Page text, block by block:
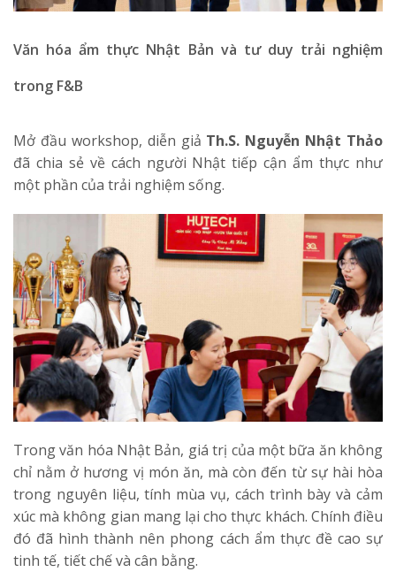
Văn hóa ẩm thực Nhật Bản và tư duy trải nghiệm
trong F&B
Mở đầu workshop, diễn giả Th.S. Nguyễn Nhật Thảo
đã chia sẻ về cách người Nhật tiếp cận ẩm thực như
một phần của trải nghiệm sống.
Trong văn hóa Nhật Bản, giá trị của một bữa ăn không
chỉ nằm ở hương vị món ăn, mà còn đến từ sự hài hòa
trong nguyên liệu, tính mùa vụ, cách trình bày và cảm
xúc mà không gian mang lại cho thực khách. Chính điều
đó đã hình thành nên phong cách ẩm thực đề cao sự
tinh tế, tiết chế và cân bằng.